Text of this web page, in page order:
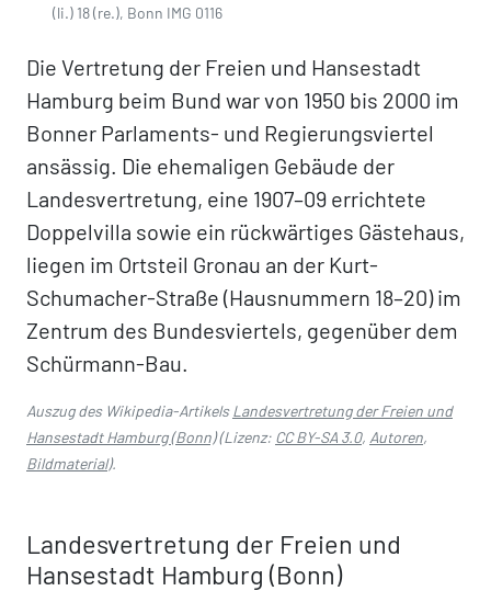
(li.) 18 (re.), Bonn IMG 0116
Die Vertretung der Freien und Hansestadt
Hamburg beim Bund war von 1950 bis 2000 im
Bonner Parlaments- und Regierungsviertel
ansässig. Die ehemaligen Gebäude der
Landesvertretung, eine 1907–09 errichtete
Doppelvilla sowie ein rückwärtiges Gästehaus,
liegen im Ortsteil Gronau an der Kurt-
Schumacher-Straße (Hausnummern 18–20) im
Zentrum des Bundesviertels, gegenüber dem
Schürmann-Bau.
Auszug des Wikipedia-ArtikelsLandesvertretung der Freien und
Hansestadt Hamburg (Bonn)(Lizenz: CC BY-SA 3.0, Autoren,
Bildmaterial).
Landesvertretung der Freien und
Hansestadt Hamburg (Bonn)